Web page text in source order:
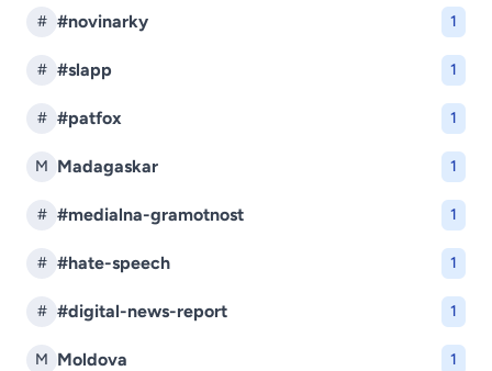
# #novinarky 1
# #slapp 1
# #patfox 1
M Madagaskar 1
# #medialna-gramotnost 1
# #hate-speech 1
# #digital-news-report 1
M Moldova 1